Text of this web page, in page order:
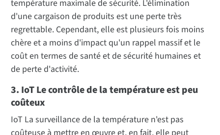
température maximale de sécurité. L'élimination
d'une cargaison de produits est une perte très
regrettable. Cependant, elle est plusieurs fois moins
chère et a moins d'impact qu'un rappel massif et le
coût en termes de santé et de sécurité humaines et
de perte d'activité.
3. IoT Le contrôle de la température est peu
coûteux
IoT La surveillance de la température n'est pas